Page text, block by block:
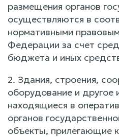
размещения органов
осуществляются в
нормативными
Федерации за счет
бюджета и иных
2. Здания, строения,
оборудование и другое
находящиеся в
органов
объекты, прилегающие